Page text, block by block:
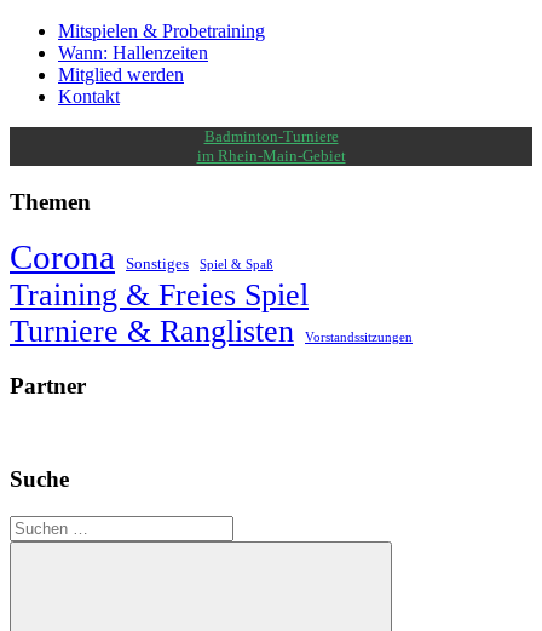
Mitspielen & Probetraining
Wann: Hallenzeiten
Mitglied werden
Kontakt
Badminton-Turniere
im Rhein-Main-Gebiet
Themen
Corona Sonstiges Spiel & Spaß
Training & Freies Spiel
Turniere & Ranglisten
Vorstandssitzungen
Partner
Suche
Suchen
nach: